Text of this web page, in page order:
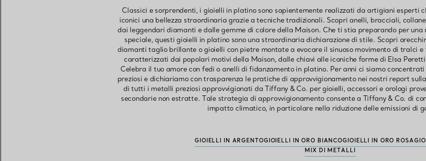
Classici e sorprendenti, i gioielli in platino sono sapientemente realizzati da artigiani esperti
iconici una bellezza straordinaria grazie a tecniche tradizionali. Scopri anelli, bracciali,
dai leggendari diamanti e dalle gemme di colore della Maison. Che ti stia preparando per una
speciale, questi gioielli in platino sono una straordinaria dichiarazione di stile. Scopri
diamanti taglio brillante o gioielli con pietre montate a evocare il sinuoso movimento di tralci
caratterizzati dai popolari motivi della Maison, dalle chiavi alle iconiche forme di Elsa
Celebra il tuo amore con fedi o anelli di fidanzamento in platino. Per anni ci siamo
preziosi e dichiariamo con trasparenza le pratiche di approvvigionamento nei nostri report
di tutti i metalli preziosi approvvigionati da Tiffany & Co. per gioielli, accessori e orologi
secondarie non estratte. Tale strategia di approvvigionamento consente a Tiffany & Co. di
impatto climatico, in particolare nella riduzione delle emissioni di
GIOIELLI IN ARGENTOGIOIELLI IN ORO BIANCOGIOIELLI IN ORO ROSA
MIX DI METALLI